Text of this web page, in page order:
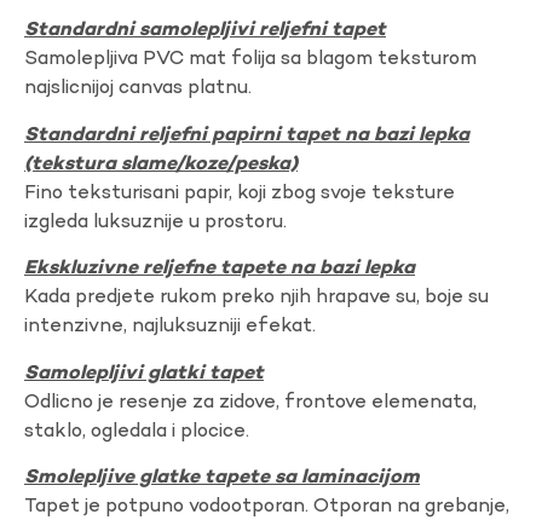
Standardni samolepljivi reljefni tapet
Samolepljiva PVC mat folija sa blagom teksturom
najslicnijoj canvas platnu.
Standardni reljefni papirni tapet na bazi lepka
(tekstura slame/koze/peska)
Fino teksturisani papir, koji zbog svoje teksture
izgleda luksuznije u prostoru.
Ekskluzivne reljefne tapete na bazi lepka
Kada predjete rukom preko njih hrapave su, boje su
intenzivne, najluksuzniji efekat.
Samolepljivi glatki tapet
Odlicno je resenje za zidove, frontove elemenata,
staklo, ogledala i plocice.
Smolepljive glatke tapete sa laminacijom
Tapet je potpuno vodootporan. Otporan na grebanje,